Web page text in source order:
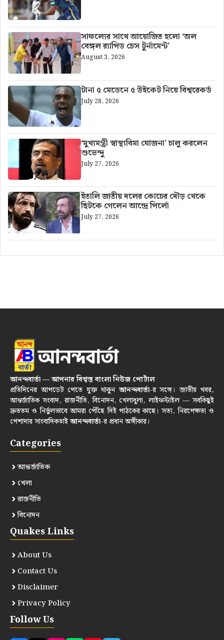
সাফল্যের সাথে আয়োজিত হলো ‘অল
বেঙ্গল র‍্যাপিড চেস টুর্নামেন্ট’
August 3, 2026
টানা ৫ মেডেনে ৫ উইকেট নিয়ে বিশ্বরেকর্ড
July 28, 2026
‘মুখ্যমন্ত্রী স্বাস্থ্যবিমা যোজনা’ চালু করলেন
শুভেন্দু
July 27, 2026
ইতালি জাতীয় দলের কোচের দৌড় থেকে
ছিটকে গেলেন আন্দ্রে পির্লো
July 27, 2026
আনন্দবার্তা — আপনার বিশ্বস্ত বাংলা নিউজ পোর্টাল
প্রতিদিনের আপডেট পেতে যুক্ত থাকুনআনন্দবার্তা-র সঙ্গে। জাতীয় খবর,
আন্তর্জাতিক সংবাদ, রাজনীতি, বিনোদন, খেলাধুলা, লাইফস্টাইল — সবকিছুই
দ্রুততম ও নির্ভুলভাবে আমরা পৌঁছে দিই পাঠকের কাছে। সত্য, নিরপেক্ষতা ও
পেশাদার সাংবাদিকতাইআনন্দবার্তা-র প্রধান অঙ্গীকার।
Categories
আন্তর্জাতিক
খেলা
রাজনীতি
বিনোদন
Quakes Links
About Us
Contact Us
Disclaimer
Privacy Policy
Follow Us